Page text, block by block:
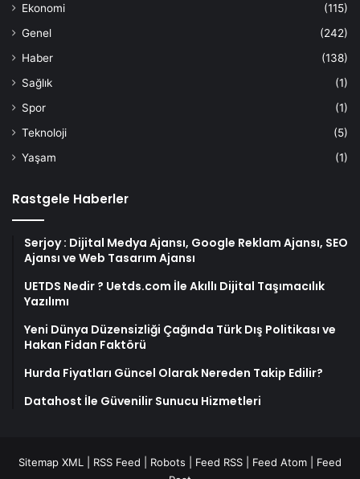
Ekonomi
(115)
Genel
(242)
Haber
(138)
Sağlık
(1)
Spor
(1)
Teknoloji
(5)
Yaşam
(1)
Rastgele Haberler
Serjoy : Dijital Medya Ajansı, Google Reklam Ajansı, SEO
Ajansı ve Web Tasarım Ajansı
UETDS Nedir ? Uetds.com İle Akıllı Dijital Taşımacılık
Yazılımı
Yeni Dünya Düzensizliği Çağında Türk Dış Politikası ve
Hakan Fidan Faktörü
Hurda Fiyatları Güncel Olarak Nereden Takip Edilir?
Datahost İle Güvenilir Sunucu Hizmetleri
Sitemap XML RSS Feed Robots Feed RSS Feed Atom
Feed